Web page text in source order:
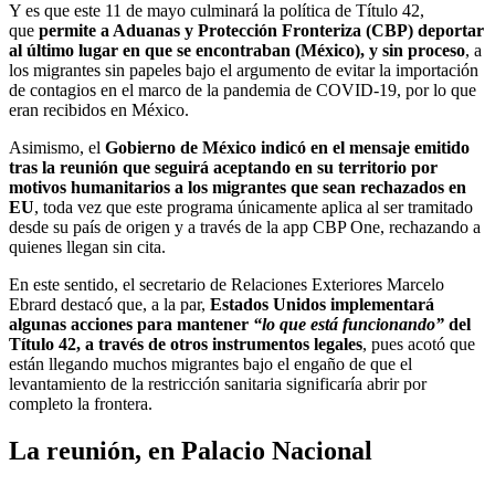
Y es que este 11 de mayo culminará la política de Título 42,
que permite a Aduanas y Protección Fronteriza (CBP) deportar
al último lugar en que se encontraban (México), y sin proceso, a
los migrantes sin papeles bajo el argumento de evitar la importación
de contagios en el marco de la pandemia de COVID-19, por lo que
eran recibidos en México.
Asimismo, el Gobierno de México indicó en el mensaje emitido
tras la reunión que seguirá aceptando en su territorio por
motivos humanitarios a los migrantes que sean rechazados en
EU, toda vez que este programa únicamente aplica al ser tramitado
desde su país de origen y a través de la app CBP One, rechazando a
quienes llegan sin cita.
En este sentido, el secretario de Relaciones Exteriores Marcelo
Ebrard destacó que, a la par, Estados Unidos implementará
algunas acciones para mantener “lo que está funcionando” del
Título 42, a través de otros instrumentos legales, pues acotó que
están llegando muchos migrantes bajo el engaño de que el
levantamiento de la restricción sanitaria significaría abrir por
completo la frontera.
La reunión, en Palacio Nacional